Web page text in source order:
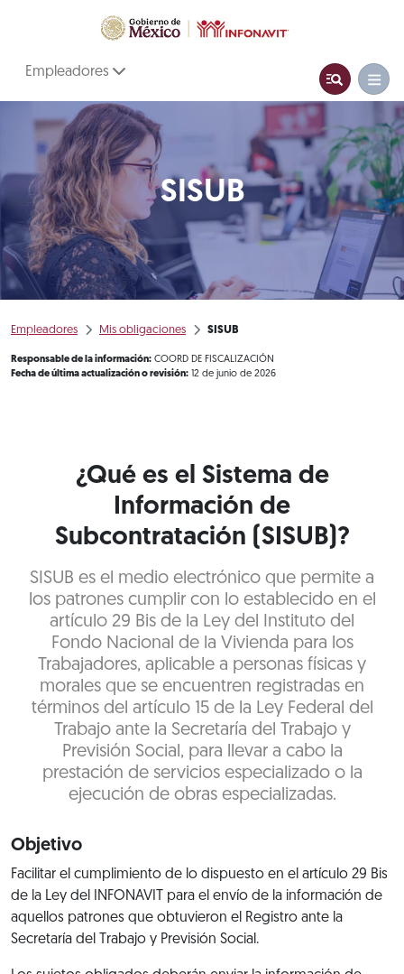
Empleadores
SISUB
Empleadores Mis obligaciones SISUB
Responsable de la información: COORD DE FISCALIZACIÓN
Fecha de última actualización o revisión: 12 de junio de 2026
¿Qué es el Sistema de
Información de
Subcontratación (SISUB)?
SISUB es el medio electrónico que permite a
los patrones cumplir con lo establecido en el
artículo 29 Bis de la Ley del Instituto del
Fondo Nacional de la Vivienda para los
Trabajadores, aplicable a personas físicas y
morales que se encuentren registradas en
términos del artículo 15 de la Ley Federal del
Trabajo ante la Secretaría del Trabajo y
Previsión Social, para llevar a cabo la
prestación de servicios especializado o la
ejecución de obras especializadas.
Objetivo
Facilitar el cumplimiento de lo dispuesto en el artículo 29 Bis
de la Ley del INFONAVIT para el envío de la información de
aquellos patrones que obtuvieron el Registro ante la
Secretaría del Trabajo y Previsión Social.